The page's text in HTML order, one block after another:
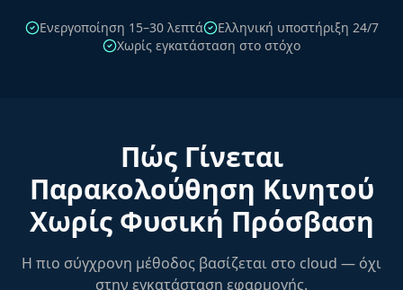
Ενεργοποίηση 15–30 λεπτά
Ελληνική υποστήριξη 24/7
Χωρίς εγκατάσταση στο στόχο
Πώς Γίνεται
Παρακολούθηση Κινητού
Χωρίς Φυσική Πρόσβαση
Η πιο σύγχρονη μέθοδος βασίζεται στο cloud — όχι
στην εγκατάσταση εφαρμογής.